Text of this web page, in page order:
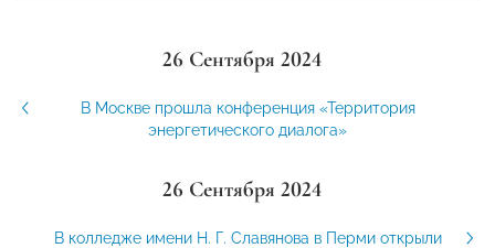
26 Сентября 2024
В Москве прошла конференция «Территория
энергетического диалога»
26 Сентября 2024
В колледже имени Н. Г. Славянова в Перми открыли